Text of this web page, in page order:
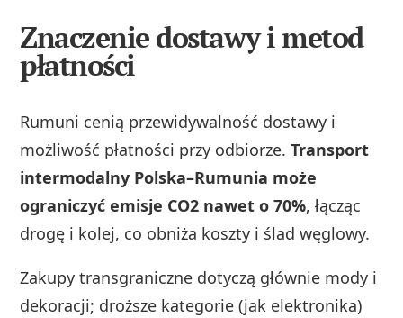
Znaczenie dostawy i metod
płatności
Rumuni cenią przewidywalność dostawy i
możliwość płatności przy odbiorze.Transport
intermodalny Polska–Rumunia może
ograniczyć emisje CO2 nawet o 70%, łącząc
drogę i kolej, co obniża koszty i ślad węglowy.
Zakupy transgraniczne dotyczą głównie mody i
dekoracji; droższe kategorie (jak elektronika)